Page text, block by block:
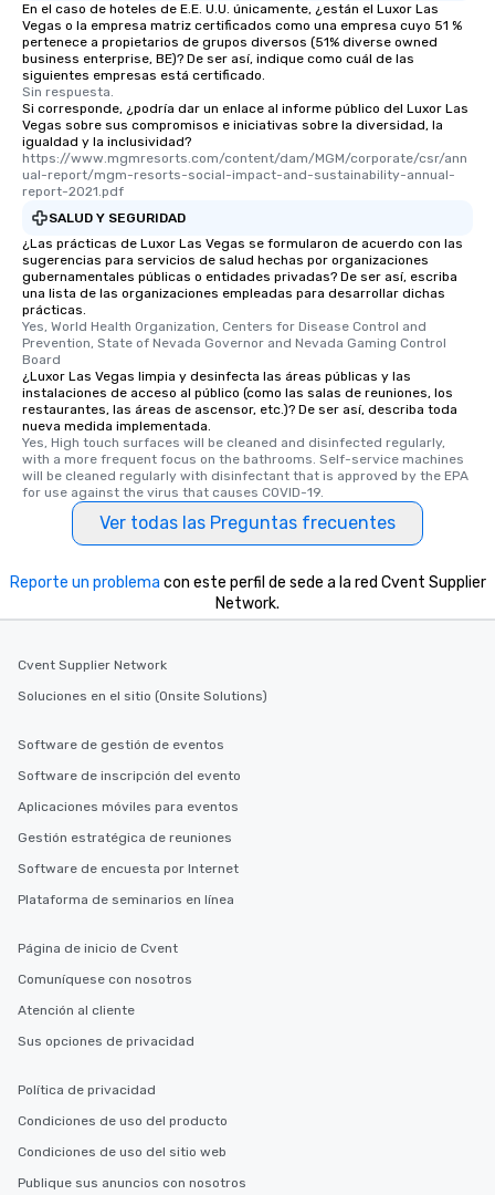
entertainment. All
knowledgeable,
who leads the group
fascinating stories.
interactive
along the way
ensuring there is
several renowned
convenient outing,
and your guests
at a typical corporate
in the city and dive
cuisines and dishes.
high standards to
delight any palate. Tours Available
from Day to Night
group experience,
key. Whether you
after work, we can
En el caso de hoteles de E.E. U.U. únicamente, ¿están el Luxor Las
Vegas o la empresa matriz certificados como una empresa cuyo 51 %
pertenece a propietarios de grupos diversos (51% diverse owned
business enterprise, BE)? De ser así, indique como cuál de las
siguientes empresas está certificado.
Sin respuesta.
Si corresponde, ¿podría dar un enlace al informe público del Luxor Las
Vegas sobre sus compromisos e iniciativas sobre la diversidad, la
igualdad y la inclusividad?
https://www.mgmresorts.com/content/dam/MGM/corporate/csr/ann
ual-report/mgm-resorts-social-impact-and-sustainability-annual-
report-2021.pdf
SALUD Y SEGURIDAD
¿Las prácticas de Luxor Las Vegas se formularon de acuerdo con las
sugerencias para servicios de salud hechas por organizaciones
gubernamentales públicas o entidades privadas? De ser así, escriba
una lista de las organizaciones empleadas para desarrollar dichas
prácticas.
Yes, World Health Organization, Centers for Disease Control and
Prevention, State of Nevada Governor and Nevada Gaming Control
Board
¿Luxor Las Vegas limpia y desinfecta las áreas públicas y las
instalaciones de acceso al público (como las salas de reuniones, los
restaurantes, las áreas de ascensor, etc.)? De ser así, describa toda
nueva medida implementada.
Yes, High touch surfaces will be cleaned and disinfected regularly,
with a more frequent focus on the bathrooms. Self-service machines
will be cleaned regularly with disinfectant that is approved by the EPA
for use against the virus that causes COVID-19.
Ver todas las Preguntas frecuentes
Reporte un problema con este perfil de sede a la red Cvent Supplier
Network.
Cvent Supplier Network
Soluciones en el sitio (Onsite Solutions)
Software de gestión de eventos
Software de inscripción del evento
Aplicaciones móviles para eventos
Gestión estratégica de reuniones
Software de encuesta por Internet
Plataforma de seminarios en línea
Página de inicio de Cvent
Comuníquese con nosotros
Atención al cliente
Sus opciones de privacidad
Política de privacidad
Condiciones de uso del producto
Condiciones de uso del sitio web
Publique sus anuncios con nosotros